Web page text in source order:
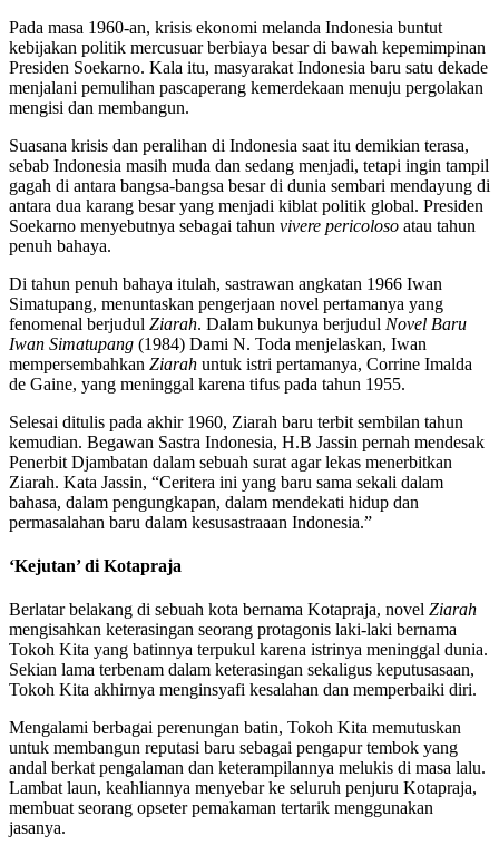
Pada masa 1960-an, krisis ekonomi melanda Indonesia buntut
kebijakan politik mercusuar berbiaya besar di bawah kepemimpinan
Presiden Soekarno. Kala itu, masyarakat Indonesia baru satu dekade
menjalani pemulihan pascaperang kemerdekaan menuju pergolakan
mengisi dan membangun.
Suasana krisis dan peralihan di Indonesia saat itu demikian terasa,
sebab Indonesia masih muda dan sedang menjadi, tetapi ingin tampil
gagah di antara bangsa-bangsa besar di dunia sembari mendayung di
antara dua karang besar yang menjadi kiblat politik global. Presiden
Soekarno menyebutnya sebagai tahun vivere pericoloso atau tahun
penuh bahaya.
Di tahun penuh bahaya itulah, sastrawan angkatan 1966 Iwan
Simatupang, menuntaskan pengerjaan novel pertamanya yang
fenomenal berjudul Ziarah. Dalam bukunya berjudul Novel Baru
Iwan Simatupang (1984) Dami N. Toda menjelaskan, Iwan
mempersembahkan Ziarah untuk istri pertamanya, Corrine Imalda
de Gaine, yang meninggal karena tifus pada tahun 1955.
Selesai ditulis pada akhir 1960, Ziarah baru terbit sembilan tahun
kemudian. Begawan Sastra Indonesia, H.B Jassin pernah mendesak
Penerbit Djambatan dalam sebuah surat agar lekas menerbitkan
Ziarah. Kata Jassin, “Ceritera ini yang baru sama sekali dalam
bahasa, dalam pengungkapan, dalam mendekati hidup dan
permasalahan baru dalam kesusastraaan Indonesia.”
‘Kejutan’ di Kotapraja
Berlatar belakang di sebuah kota bernama Kotapraja, novel Ziarah
mengisahkan keterasingan seorang protagonis laki-laki bernama
Tokoh Kita yang batinnya terpukul karena istrinya meninggal dunia.
Sekian lama terbenam dalam keterasingan sekaligus keputusasaan,
Tokoh Kita akhirnya menginsyafi kesalahan dan memperbaiki diri.
Mengalami berbagai perenungan batin, Tokoh Kita memutuskan
untuk membangun reputasi baru sebagai pengapur tembok yang
andal berkat pengalaman dan keterampilannya melukis di masa lalu.
Lambat laun, keahliannya menyebar ke seluruh penjuru Kotapraja,
membuat seorang opseter pemakaman tertarik menggunakan
jasanya.